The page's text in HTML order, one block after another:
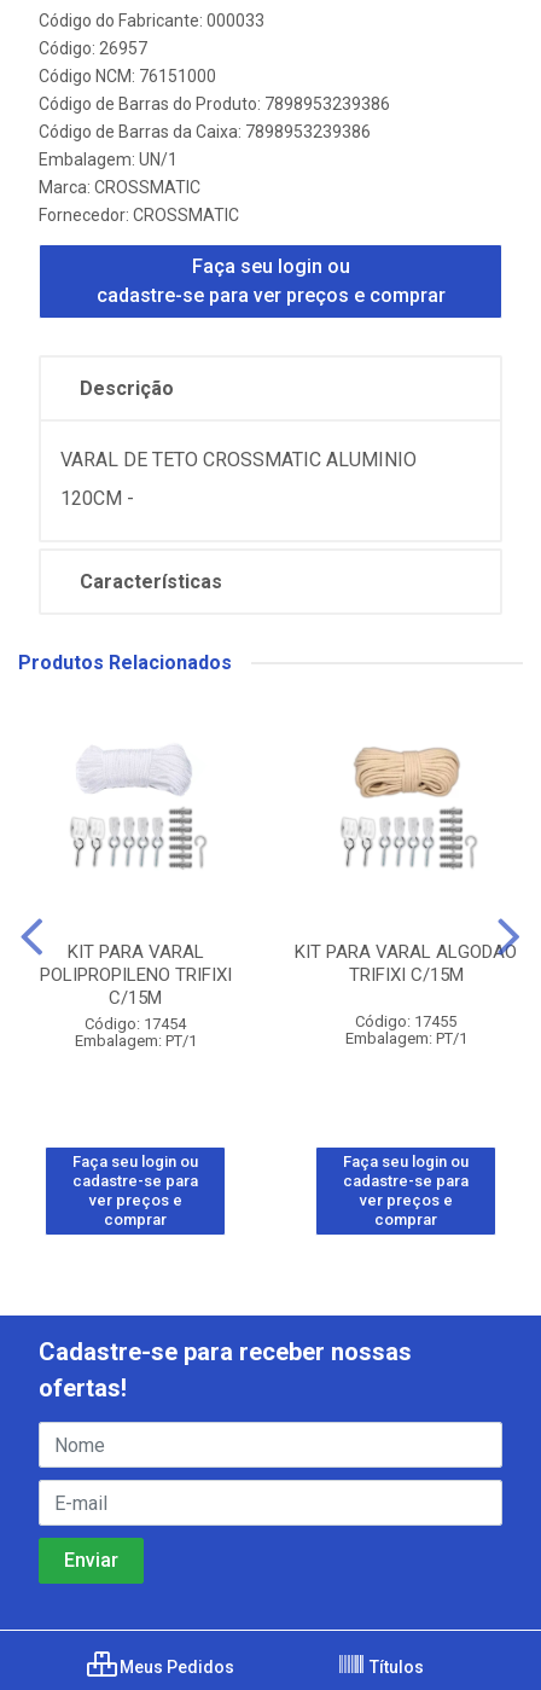
Código do Fabricante: 000033
Código: 26957
Código NCM: 76151000
Código de Barras do Produto: 7898953239386
Código de Barras da Caixa: 7898953239386
Embalagem: UN/1
Marca: CROSSMATIC
Fornecedor: CROSSMATIC
Faça seu login ou
cadastre-se para ver preços e comprar
Descrição
VARAL DE TETO CROSSMATIC ALUMINIO
120CM -
Características
Produtos Relacionados
KIT PARA VARAL
POLIPROPILENO TRIFIXI
C/15M
Código: 17454
Embalagem: PT/1
Faça seu login ou
cadastre-se para
ver preços e
comprar
KIT PARA VARAL ALGODAO
TRIFIXI C/15M
Código: 17455
Embalagem: PT/1
Faça seu login ou
cadastre-se para
ver preços e
comprar
Cadastre-se para receber nossas
ofertas!
Meus Pedidos Títulos